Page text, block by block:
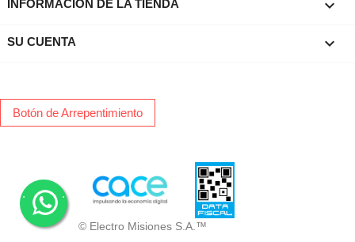
INFORMACIÓN DE LA TIENDA keyboard_arrow_down
SU CUENTA 
Botón de Arrepentimiento
© Electro Misiones S.A.™
. .